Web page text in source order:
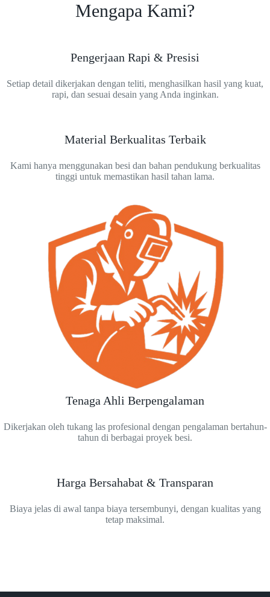
Mengapa Kami?
Pengerjaan Rapi & Presisi
Setiap detail dikerjakan dengan teliti, menghasilkan hasil yang kuat,
rapi, dan sesuai desain yang Anda inginkan.
Material Berkualitas Terbaik
Kami hanya menggunakan besi dan bahan pendukung berkualitas
tinggi untuk memastikan hasil tahan lama.
Tenaga Ahli Berpengalaman
Dikerjakan oleh tukang las profesional dengan pengalaman bertahun-
tahun di berbagai proyek besi.
Harga Bersahabat & Transparan
Biaya jelas di awal tanpa biaya tersembunyi, dengan kualitas yang
tetap maksimal.